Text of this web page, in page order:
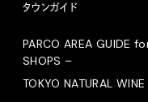
タウンガイド
PARCO AREA GUIDE
SHOPS –
TOKYO NATURAL